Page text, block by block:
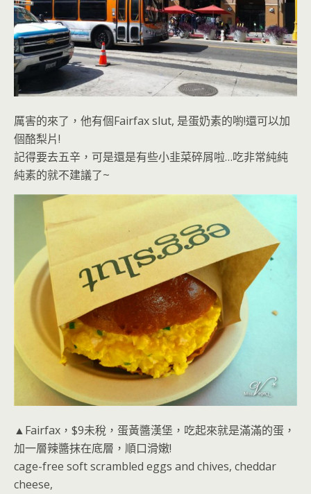
厲害的來了，他有個Fairfax slut, 是蛋奶素的喲!還可以加
個酪梨片!
記得要去五辛，可是還是有些小韭菜碎屑啦…吃非常純純
純素的就不建議了~
▲Fairfax，$9未稅，蛋黃醬漢堡，吃起來就是滿滿的蛋，
加一層辣醬抹在底層，順口滑嫩!
cage-free soft scrambled eggs and chives, cheddar
cheese,